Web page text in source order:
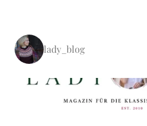
lady_blog